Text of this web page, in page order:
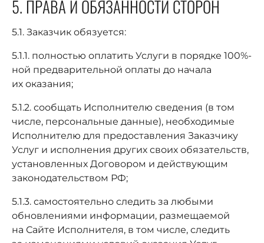
5. ПРАВА И ОБЯЗАННОСТИ СТОРОН
5.1. Заказчик обязуется:
5.1.1. полностью оплатить Услуги в порядке 100%-
ной предварительной оплаты до начала
их оказания;
5.1.2. сообщать Исполнителю сведения (в том
числе, персональные данные), необходимые
Исполнителю для предоставления Заказчику
Услуг и исполнения других своих обязательств,
установленных Договором и действующим
законодательством РФ;
5.1.3. самостоятельно следить за любыми
обновлениями информации, размещаемой
на Сайте Исполнителя, в том числе, следить